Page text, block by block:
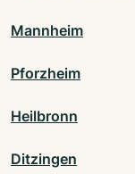
Mannheim
Pforzheim
Heilbronn
Ditzingen